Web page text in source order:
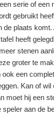
serie of een
gebruikt
de plaats
heeft
stenen
groter te
een
Kan of wil
moet hij een
aan de